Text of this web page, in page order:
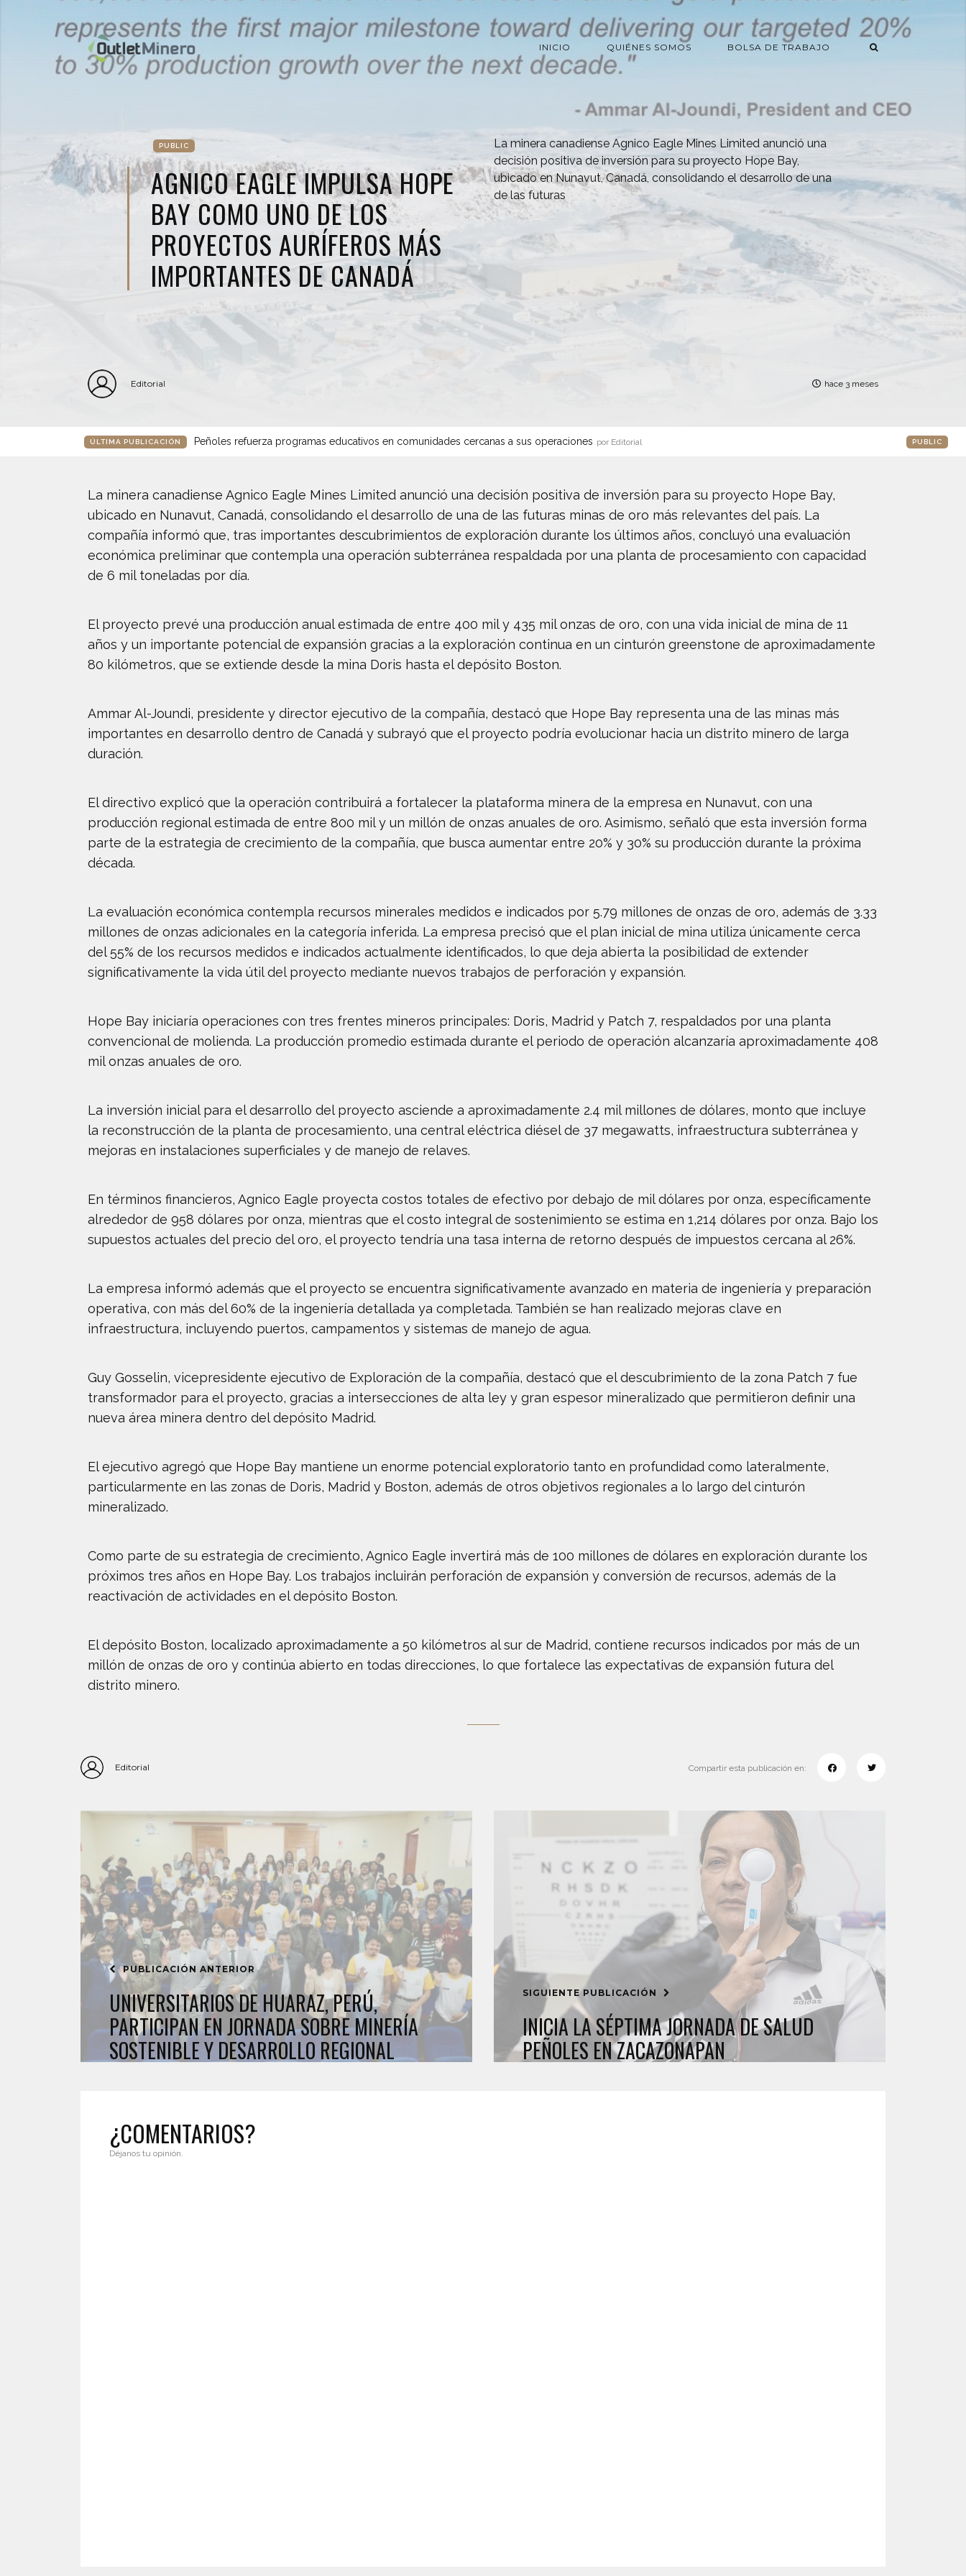
INICIO QUIÉNES SOMOS BOLSA DE TRABAJO
PUBLIC
AGNICO EAGLE IMPULSA HOPE
BAY COMO UNO DE LOS
PROYECTOS AURÍFEROS MÁS
IMPORTANTES DE CANADÁ
La minera canadiense Agnico Eagle Mines Limited anunció una
decisión positiva de inversión para su proyecto Hope Bay,
ubicado en Nunavut, Canadá, consolidando el desarrollo de una
de las futuras
Editorial hace 3 meses
ÚLTIMA PUBLICACIÓN Peñoles refuerza programas educativos en comunidades cercanas a sus operaciones por Editorial PUBLIC
La minera canadiense Agnico Eagle Mines Limited anunció una decisión positiva de inversión para su proyecto Hope Bay,
ubicado en Nunavut, Canadá, consolidando el desarrollo de una de las futuras minas de oro más relevantes del país. La
compañía informó que, tras importantes descubrimientos de exploración durante los últimos años, concluyó una evaluación
económica preliminar que contempla una operación subterránea respaldada por una planta de procesamiento con capacidad
de 6 mil toneladas por día.
El proyecto prevé una producción anual estimada de entre 400 mil y 435 mil onzas de oro, con una vida inicial de mina de 11
años y un importante potencial de expansión gracias a la exploración continua en un cinturón greenstone de aproximadamente
80 kilómetros, que se extiende desde la mina Doris hasta el depósito Boston.
Ammar Al-Joundi, presidente y director ejecutivo de la compañía, destacó que Hope Bay representa una de las minas más
importantes en desarrollo dentro de Canadá y subrayó que el proyecto podría evolucionar hacia un distrito minero de larga
duración.
El directivo explicó que la operación contribuirá a fortalecer la plataforma minera de la empresa en Nunavut, con una
producción regional estimada de entre 800 mil y un millón de onzas anuales de oro. Asimismo, señaló que esta inversión forma
parte de la estrategia de crecimiento de la compañía, que busca aumentar entre 20% y 30% su producción durante la próxima
década.
La evaluación económica contempla recursos minerales medidos e indicados por 5.79 millones de onzas de oro, además de 3.33
millones de onzas adicionales en la categoría inferida. La empresa precisó que el plan inicial de mina utiliza únicamente cerca
del 55% de los recursos medidos e indicados actualmente identificados, lo que deja abierta la posibilidad de extender
significativamente la vida útil del proyecto mediante nuevos trabajos de perforación y expansión.
Hope Bay iniciaría operaciones con tres frentes mineros principales: Doris, Madrid y Patch 7, respaldados por una planta
convencional de molienda. La producción promedio estimada durante el periodo de operación alcanzaría aproximadamente 408
mil onzas anuales de oro.
La inversión inicial para el desarrollo del proyecto asciende a aproximadamente 2.4 mil millones de dólares, monto que incluye
la reconstrucción de la planta de procesamiento, una central eléctrica diésel de 37 megawatts, infraestructura subterránea y
mejoras en instalaciones superficiales y de manejo de relaves.
En términos financieros, Agnico Eagle proyecta costos totales de efectivo por debajo de mil dólares por onza, específicamente
alrededor de 958 dólares por onza, mientras que el costo integral de sostenimiento se estima en 1,214 dólares por onza. Bajo los
supuestos actuales del precio del oro, el proyecto tendría una tasa interna de retorno después de impuestos cercana al 26%.
La empresa informó además que el proyecto se encuentra significativamente avanzado en materia de ingeniería y preparación
operativa, con más del 60% de la ingeniería detallada ya completada. También se han realizado mejoras clave en
infraestructura, incluyendo puertos, campamentos y sistemas de manejo de agua.
Guy Gosselin, vicepresidente ejecutivo de Exploración de la compañía, destacó que el descubrimiento de la zona Patch 7 fue
transformador para el proyecto, gracias a intersecciones de alta ley y gran espesor mineralizado que permitieron definir una
nueva área minera dentro del depósito Madrid.
El ejecutivo agregó que Hope Bay mantiene un enorme potencial exploratorio tanto en profundidad como lateralmente,
particularmente en las zonas de Doris, Madrid y Boston, además de otros objetivos regionales a lo largo del cinturón
mineralizado.
Como parte de su estrategia de crecimiento, Agnico Eagle invertirá más de 100 millones de dólares en exploración durante los
próximos tres años en Hope Bay. Los trabajos incluirán perforación de expansión y conversión de recursos, además de la
reactivación de actividades en el depósito Boston.
El depósito Boston, localizado aproximadamente a 50 kilómetros al sur de Madrid, contiene recursos indicados por más de un
millón de onzas de oro y continúa abierto en todas direcciones, lo que fortalece las expectativas de expansión futura del
distrito minero.
Editorial Compartir esta publicación en:
PUBLICACIÓN ANTERIOR
UNIVERSITARIOS DE HUARAZ, PERÚ,
PARTICIPAN EN JORNADA SOBRE MINERÍA
SOSTENIBLE Y DESARROLLO REGIONAL
SIGUIENTE PUBLICACIÓN
INICIA LA SÉPTIMA JORNADA DE SALUD
PEÑOLES EN ZACAZONAPAN
¿COMENTARIOS?
Déjanos tu opinión.